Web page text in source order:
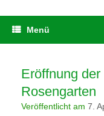
Menü
Eröffnung
Rosengarten
Veröffentlicht am 7.